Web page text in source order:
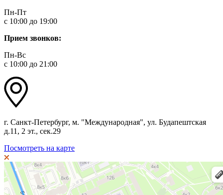
Пн-Пт
с 10:00 до 19:00
Прием звонков:
Пн-Вс
с 10:00 до 21:00
г. Санкт-Петербург, м. "Международная", ул. Будапештская
д.11, 2 эт., сек.29
Посмотреть на карте